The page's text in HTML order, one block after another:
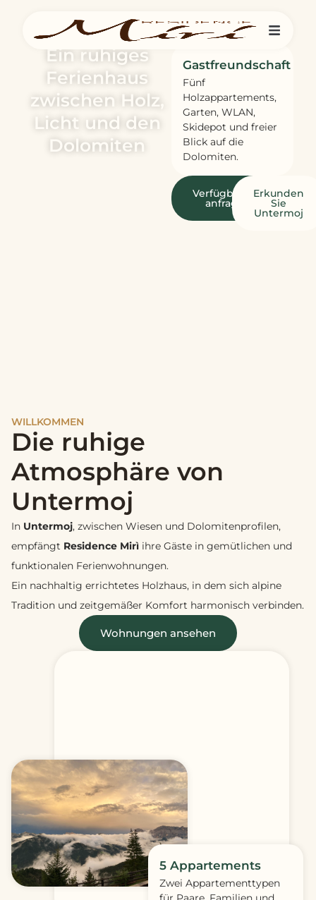
Ein ruhiges
Ferienhaus
zwischen Holz,
Licht und den
Dolomiten
Gastfreundschaft
Fünf
Holzappartements,
Garten, WLAN,
Skidepot und freier
Blick auf die
Dolomiten.
Verfügbarkeit
anfragen
Erkunden
Sie
Untermoj
WILLKOMMEN
Die ruhige
Atmosphäre von
Untermoj
In Untermoj, zwischen Wiesen und Dolomitenprofilen,
empfängt Residence Mirì ihre Gäste in gemütlichen und
funktionalen Ferienwohnungen.
Ein nachhaltig errichtetes Holzhaus, in dem sich alpine
Tradition und zeitgemäßer Komfort harmonisch verbinden.
Wohnungen ansehen
5 Appartements
Zwei Appartementtypen